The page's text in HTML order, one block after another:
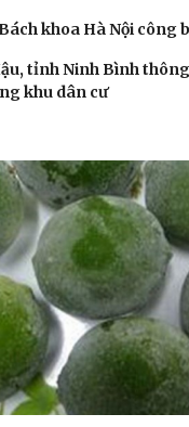
khoa Hà Nội công
tỉnh Ninh Bình
khu dân cư